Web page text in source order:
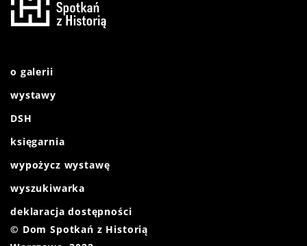
o galerii
wystawy
DSH
księgarnia
wypożycz wystawę
wyszukiwarka
deklaracja dostępności
© Dom Spotkań z Historią